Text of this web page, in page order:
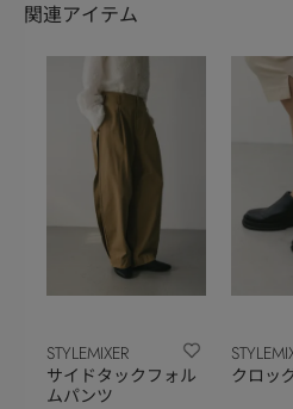
関連アイテム
STYLEMIXER
サイドタックフォル
ムパンツ
クロッ